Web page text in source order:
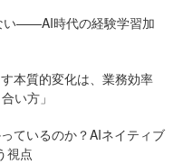
い——AI時代の経験学習加
本質的変化は、業務効率
い方」
ているのか？AIネイティブ
視点